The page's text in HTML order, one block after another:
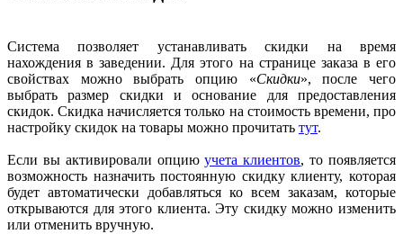
Система позволяет устанавливать скидки на время
нахождения в заведении. Для этого на странице заказа в его
свойствах можно выбрать опцию «Скидки», после чего
выбрать размер скидки и основание для предоставления
скидок. Скидка начисляется только на стоимость времени, про
настройку скидок на товары можно прочитать тут.
Если вы активировали опциюучета клиентов, то появляется
возможность назначить постоянную скидку клиенту, которая
будет автоматически добавляться ко всем заказам, которые
открываются для этого клиента. Эту скидку можно изменить
или отменить вручную.